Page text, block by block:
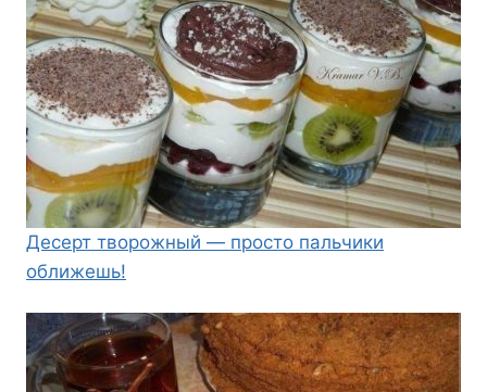
Десерт творожный — просто пальчики
оближешь!